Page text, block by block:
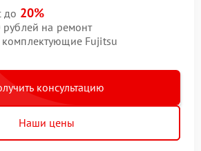
до 20%
на ремонт
Fujitsu
консультацию
Наши цены